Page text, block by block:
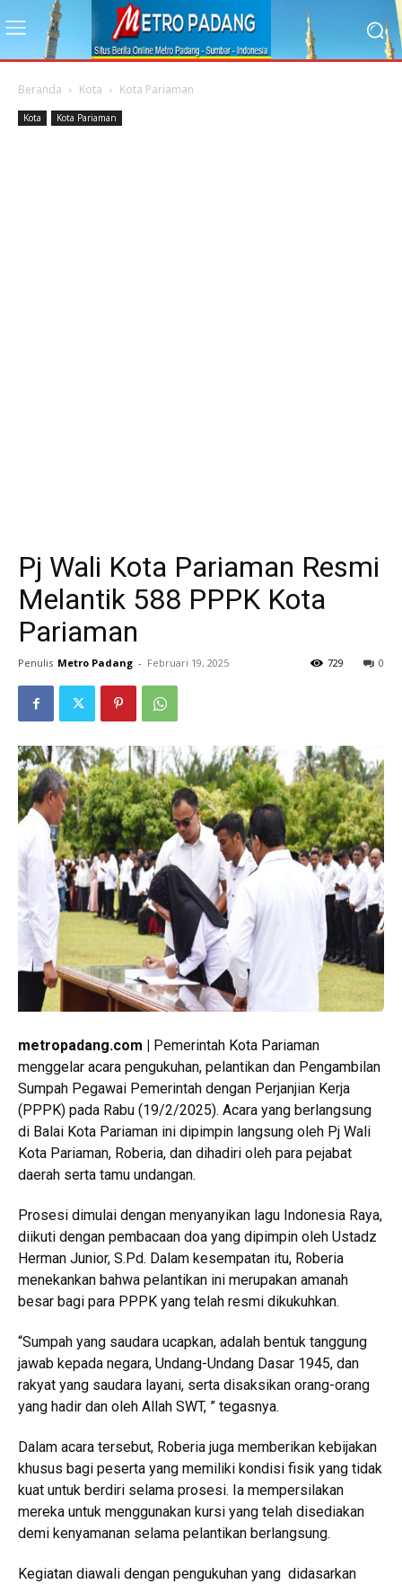
Beranda Kota Kota Pariaman
Kota Kota Pariaman
Pj Wali Kota Pariaman Resmi
Melantik 588 PPPK Kota
Pariaman
Penulis Metro Padang - Februari 19, 2025 0
729
metropadang.com | Pemerintah Kota Pariaman
menggelar acara pengukuhan, pelantikan dan Pengambilan
Sumpah Pegawai Pemerintah dengan Perjanjian Kerja
(PPPK) pada Rabu (19/2/2025). Acara yang berlangsung
di Balai Kota Pariaman ini dipimpin langsung oleh Pj Wali
Kota Pariaman, Roberia, dan dihadiri oleh para pejabat
daerah serta tamu undangan.
Prosesi dimulai dengan menyanyikan lagu Indonesia Raya,
diikuti dengan pembacaan doa yang dipimpin oleh Ustadz
Herman Junior, S.Pd. Dalam kesempatan itu, Roberia
menekankan bahwa pelantikan ini merupakan amanah
besar bagi para PPPK yang telah resmi dikukuhkan.
“Sumpah yang saudara ucapkan, adalah bentuk tanggung
jawab kepada negara, Undang-Undang Dasar 1945, dan
rakyat yang saudara layani, serta disaksikan orang-orang
yang hadir dan oleh Allah SWT, ” tegasnya.
Dalam acara tersebut, Roberia juga memberikan kebijakan
khusus bagi peserta yang memiliki kondisi fisik yang tidak
kuat untuk berdiri selama prosesi. Ia mempersilakan
mereka untuk menggunakan kursi yang telah disediakan
demi kenyamanan selama pelantikan berlangsung.
Kegiatan diawali dengan pengukuhan yang didasarkan